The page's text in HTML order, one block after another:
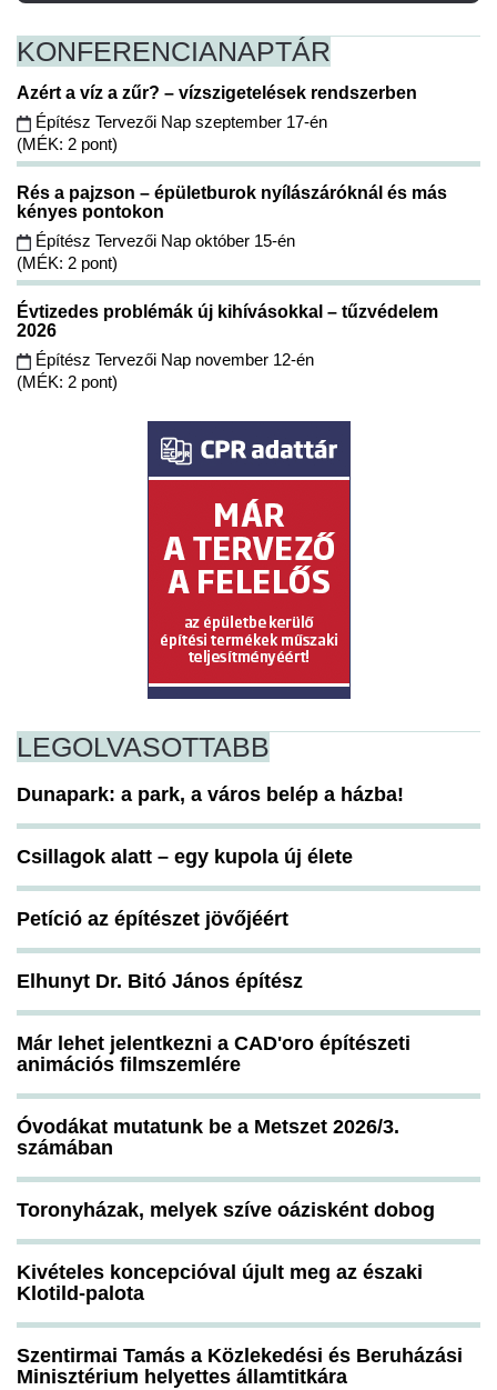
KONFERENCIANAPTÁR
Azért a víz a zűr? – vízszigetelések rendszerben
Építész Tervezői Nap szeptember 17-én
(MÉK: 2 pont)
Rés a pajzson – épületburok nyílászáróknál és más
kényes pontokon
Építész Tervezői Nap október 15-én
(MÉK: 2 pont)
Évtizedes problémák új kihívásokkal – tűzvédelem
2026
Építész Tervezői Nap november 12-én
(MÉK: 2 pont)
LEGOLVASOTTABB
Dunapark: a park, a város belép a házba!
Csillagok alatt – egy kupola új élete
Petíció az építészet jövőjéért
Elhunyt Dr. Bitó János építész
Már lehet jelentkezni a CAD'oro építészeti
animációs filmszemlére
Óvodákat mutatunk be a Metszet 2026/3.
számában
Toronyházak, melyek szíve oázisként dobog
Kivételes koncepcióval újult meg az északi
Klotild-palota
Szentirmai Tamás a Közlekedési és Beruházási
Minisztérium helyettes államtitkára